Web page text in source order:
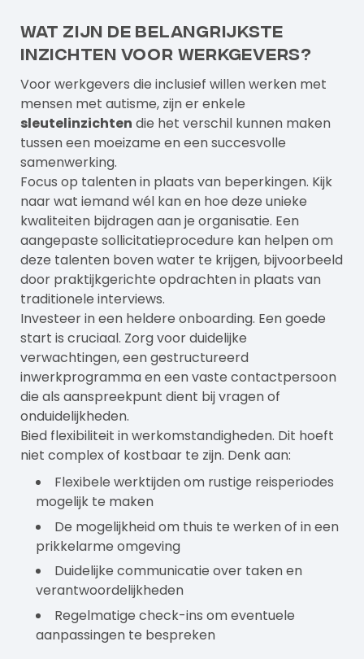
Wat zijn de belangrijkste
inzichten voor werkgevers?
Voor werkgevers die inclusief willen werken met
mensen met autisme, zijn er enkele
sleutelinzichten die het verschil kunnen maken
tussen een moeizame en een succesvolle
samenwerking.
Focus op talenten in plaats van beperkingen. Kijk
naar wat iemand wél kan en hoe deze unieke
kwaliteiten bijdragen aan je organisatie. Een
aangepaste sollicitatieprocedure kan helpen om
deze talenten boven water te krijgen, bijvoorbeeld
door praktijkgerichte opdrachten in plaats van
traditionele interviews.
Investeer in een heldere onboarding. Een goede
start is cruciaal. Zorg voor duidelijke
verwachtingen, een gestructureerd
inwerkprogramma en een vaste contactpersoon
die als aanspreekpunt dient bij vragen of
onduidelijkheden.
Bied flexibiliteit in werkomstandigheden. Dit hoeft
niet complex of kostbaar te zijn. Denk aan:
Flexibele werktijden om rustige reisperiodes
mogelijk te maken
De mogelijkheid om thuis te werken of in een
prikkelarme omgeving
Duidelijke communicatie over taken en
verantwoordelijkheden
Regelmatige check-ins om eventuele
aanpassingen te bespreken